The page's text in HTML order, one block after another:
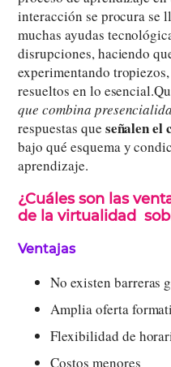
interacción se procura se
muchas ayudas
disrupciones, haciendo
experimentando
resueltos en lo
que combina
respuestas que señalen el
bajo qué esquema y
aprendizaje.
¿Cuáles son las
de la virtualidad
Ventajas
No existen barreras
Amplia oferta
Flexibilidad de
Costos menores